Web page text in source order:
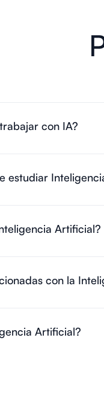
con IA?
estudiar
Artificial?
con la
Artificial?